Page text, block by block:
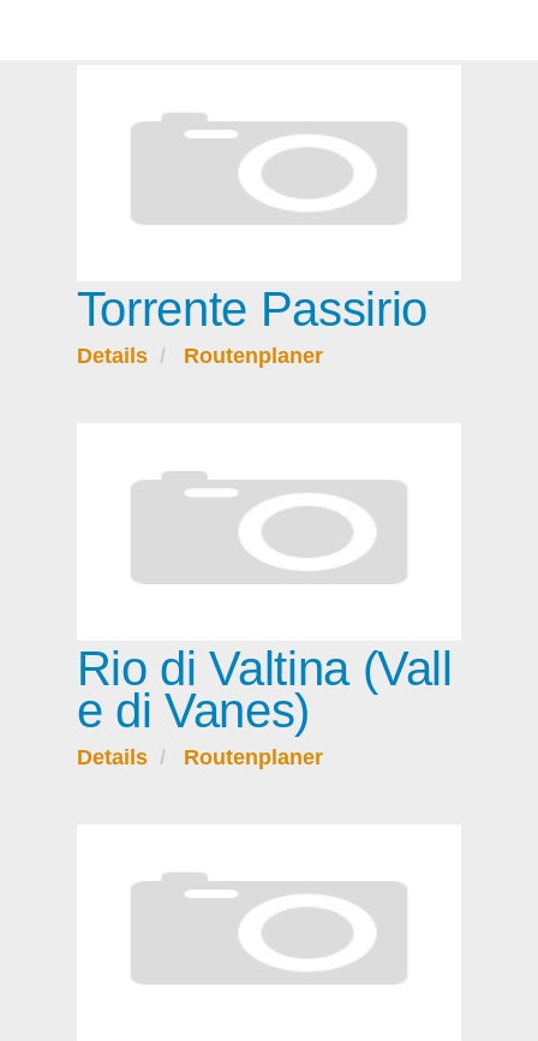
Torrente Passirio
Details Routenplaner
Rio di Valtina (Vall
e di Vanes)
Details Routenplaner